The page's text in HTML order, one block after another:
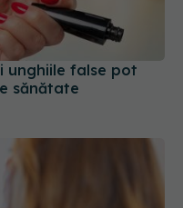
unghiile false pot
sănătate